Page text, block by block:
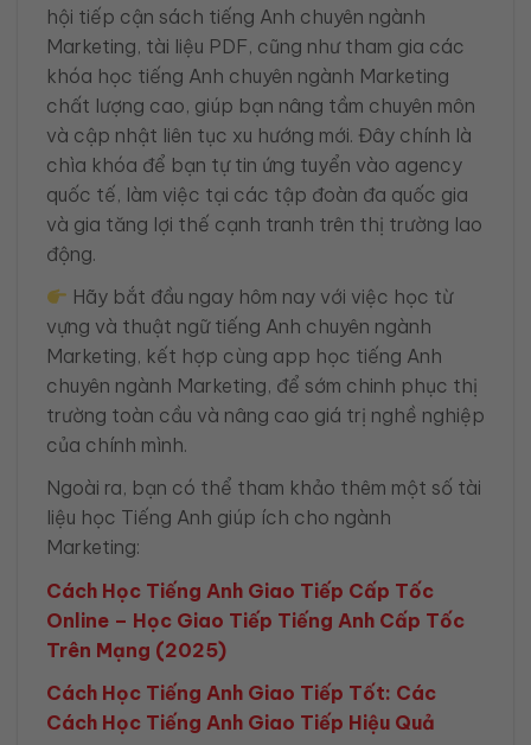
hội tiếp cận sách tiếng Anh chuyên ngành
Marketing, tài liệu PDF, cũng như tham gia các
khóa học tiếng Anh chuyên ngành Marketing
chất lượng cao, giúp bạn nâng tầm chuyên môn
và cập nhật liên tục xu hướng mới. Đây chính là
chìa khóa để bạn tự tin ứng tuyển vào agency
quốc tế, làm việc tại các tập đoàn đa quốc gia
và gia tăng lợi thế cạnh tranh trên thị trường lao
động.
Hãy bắt đầu ngay hôm nay với việc học từ
vựng và thuật ngữ tiếng Anh chuyên ngành
Marketing, kết hợp cùng app học tiếng Anh
chuyên ngành Marketing, để sớm chinh phục thị
trường toàn cầu và nâng cao giá trị nghề nghiệp
của chính mình.
Ngoài ra, bạn có thể tham khảo thêm một số tài
liệu học Tiếng Anh giúp ích cho ngành
Marketing:
Cách Học Tiếng Anh Giao Tiếp Cấp Tốc
Online – Học Giao Tiếp Tiếng Anh Cấp Tốc
Trên Mạng (2025)
Cách Học Tiếng Anh Giao Tiếp Tốt: Các
Cách Học Tiếng Anh Giao Tiếp Hiệu Quả